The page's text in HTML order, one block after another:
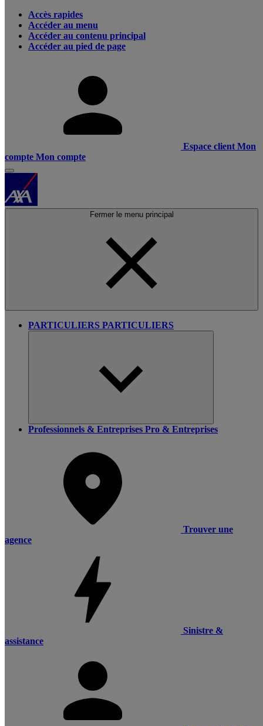
Accès rapides
Accéder au menu
Accéder au contenu principal
Accéder au pied de page
Espace client Mon
compte Mon compte
Fermer le menu principal
PARTICULIERS PARTICULIERS
Professionnels & Entreprises Pro & Entreprises
Trouver une
agence
Sinistre &
assistance